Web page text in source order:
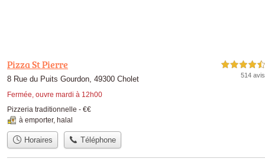
Pizza St Pierre
8 Rue du Puits Gourdon, 49300 Cholet
Fermée, ouvre mardi à 12h00
4,5 étoiles sur 5
514 avis
Pizzeria traditionnelle - €€
à emporter, halal
Horaires Téléphone